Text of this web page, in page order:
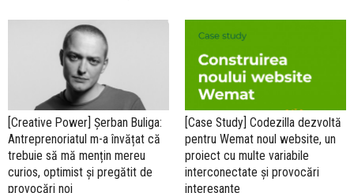
[Creative Power] Șerban Buliga:
Antreprenoriatul m-a învățat că
trebuie să mă mențin mereu
curios, optimist și pregătit de
provocări noi
[Case Study] Codezilla dezvoltă
pentru Wemat noul website, un
proiect cu multe variabile
interconectate și provocări
interesante